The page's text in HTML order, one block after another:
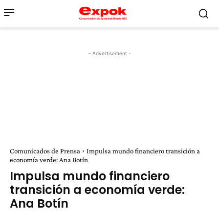
- Advertisement -
Comunicados de Prensa
Impulsa mundo financiero transición a
economía verde: Ana Botín
Impulsa mundo financiero
transición a economía verde:
Ana Botín